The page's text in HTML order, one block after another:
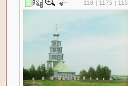
118 | 1175 | 115